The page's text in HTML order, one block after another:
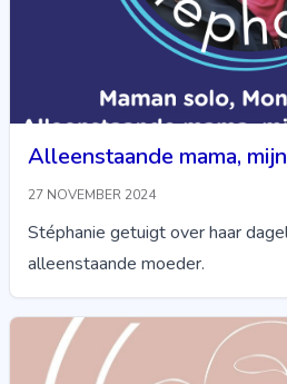
Alleenstaande mama,
27 NOVEMBER 2024
Stéphanie getuigt over haar
alleenstaande moeder.